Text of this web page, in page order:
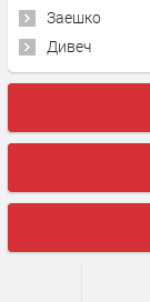
Заешко
Дивеч